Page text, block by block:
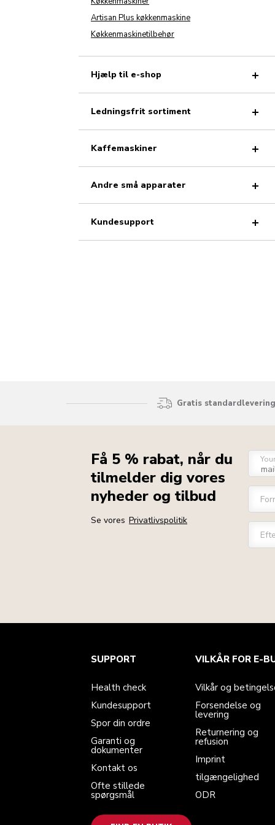
Artisan Plus køkkenmaskine
Køkkenmaskinetilbehør
Hjælp til e-shop
Ledningsfrit sortiment
Kaffemaskiner
Andre små apparater
Kundesupport
Gratis
Få 5 % rabat, når du
tilmelder dig vores
nyheder og tilbud
Se vores Privatlivspolitik
Health check
Kundesupport
Kontakt os
Vilkår og betingelser
Forsendelse og levering
tilgængelighed
Mærket
Vores historie
Find en butik
SUPPORT
Health check
Kundesupport
Spor din ordre
Garanti og
dokumenter
Kontakt os
Ofte stillede
spørgsmål
VILKÅR FOR E-
Vilkår og
Forsendelse og
levering
Returnering og
refusion
Imprint
tilgængelighed
ODR